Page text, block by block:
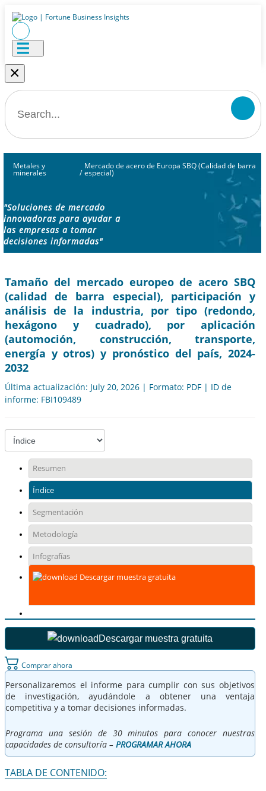
×
Metales y
minerales /
Mercado de acero de Europa SBQ (Calidad de barra
especial)
"Soluciones de mercado
innovadoras para ayudar a
las empresas a tomar
decisiones informadas"
Tamaño del mercado europeo de acero SBQ
(calidad de barra especial), participación y
análisis de la industria, por tipo (redondo,
hexágono y cuadrado), por aplicación
(automoción, construcción, transporte,
energía y otros) y pronóstico del país, 2024-
2032
Última actualización: July 20, 2026 | Formato: PDF | ID de
informe: FBI109489
Resumen
Índice
Segmentación
Metodología
Infografías
Descargar muestra gratuita
Descargar muestra gratuita
Comprar ahora
Personalizaremos el informe para cumplir con sus objetivos
de investigación, ayudándole a obtener una ventaja
competitiva y a tomar decisiones informadas.
Programa una sesión de 30 minutos para conocer nuestras
capacidades de consultoría – PROGRAMAR AHORA
TABLA DE CONTENIDO: